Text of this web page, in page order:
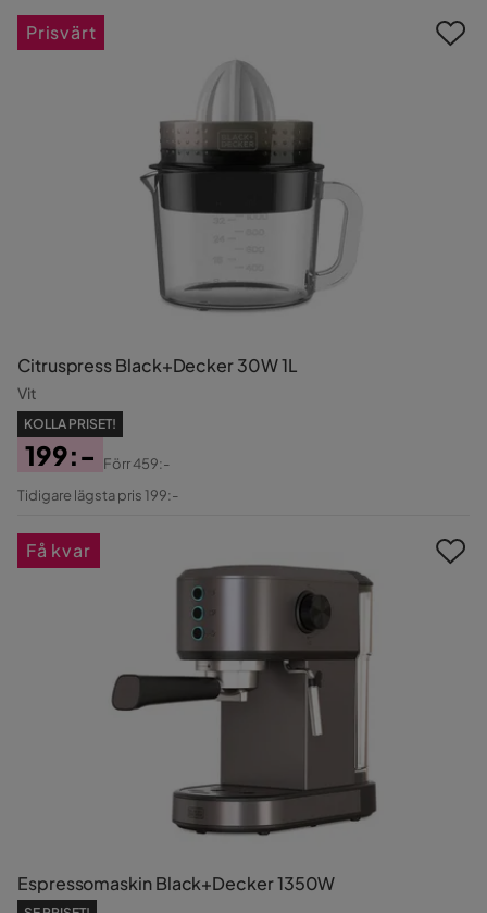
Citruspress Black+Decker 30W 1L
Vit
KOLLA PRISET!
Pris
199:-
Original
Förr459:-
Tidigare lägsta pris 199:-
Prisvärt
Espressomaskin Black+Decker 1350W
Få kvar